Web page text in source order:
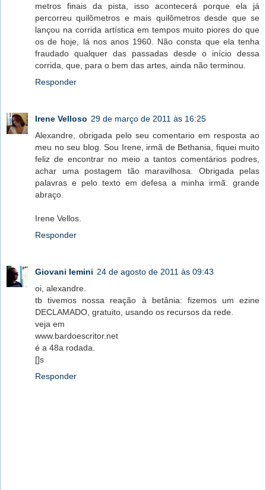
metros finais da pista, isso acontecerá porque ela já
percorreu quilômetros e mais quilômetros desde que se
lançou na corrida artística em tempos muito piores do que
os de hoje, lá nos anos 1960. Não consta que ela tenha
fraudado qualquer das passadas desde o início dessa
corrida, que, para o bem das artes, ainda não terminou.
Responder
Irene Velloso 29 de março de 2011 às 16:25
Alexandre, obrigada pelo seu comentario em resposta ao
meu no seu blog. Sou Irene, irmã de Bethania, fiquei muito
feliz de encontrar no meio a tantos comentários podres,
achar uma postagem tão maravilhosa. Obrigada pelas
palavras e pelo texto em defesa a minha irmã. grande
abraço.
Irene Vellos.
Responder
Giovani Iemini 24 de agosto de 2011 às 09:43
oi, alexandre.
tb tivemos nossa reação à betânia: fizemos um ezine
DECLAMADO, gratuito, usando os recursos da rede.
veja em
www.bardoescritor.net
é a 48a rodada.
[]s
Responder